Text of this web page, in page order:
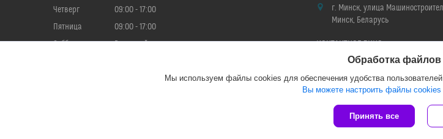
Четверг
09:00
17:00
Пятница
09:00
17:00
Суббота
Выходной
г. Минск, улица
Минск, Беларусь
Мария
Сайт создан на
Политика обработки
Обработка файлов
Мы используем файлы cookies для обеспечения удобства
Вы можете настроить файлы cookies
Принять все